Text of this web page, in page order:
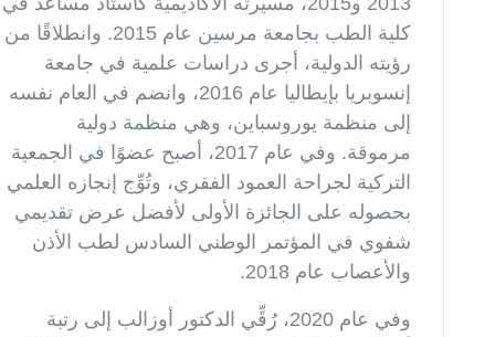
كلية الطب بجامعة مرسين عام 2015. وانطلاقًا من
رؤيته الدولية، أجرى دراسات علمية في جامعة
إنسوبريا بإيطاليا عام 2016، وانضم في العام نفسه
إلى منظمة يوروسباين، وهي منظمة دولية
مرموقة. وفي عام 2017، أصبح عضوًا في الجمعية
التركية لجراحة العمود الفقري، وتُوِّج إنجازه العلمي
بحصوله على الجائزة الأولى لأفضل عرض تقديمي
شفوي في المؤتمر الوطني السادس لطب الأذن
والأعصاب عام 2018.
وفي عام 2020، رُقِّي الدكتور أوزالب إلى رتبة